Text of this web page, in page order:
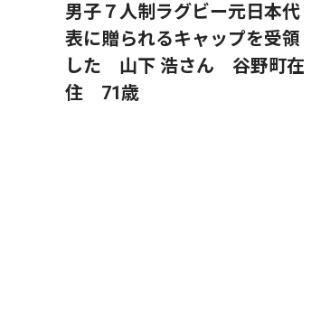
男子７人制ラグビー元日本代
表に贈られるキャップを受領
した 山下 浩さん 谷野町在
住 71歳